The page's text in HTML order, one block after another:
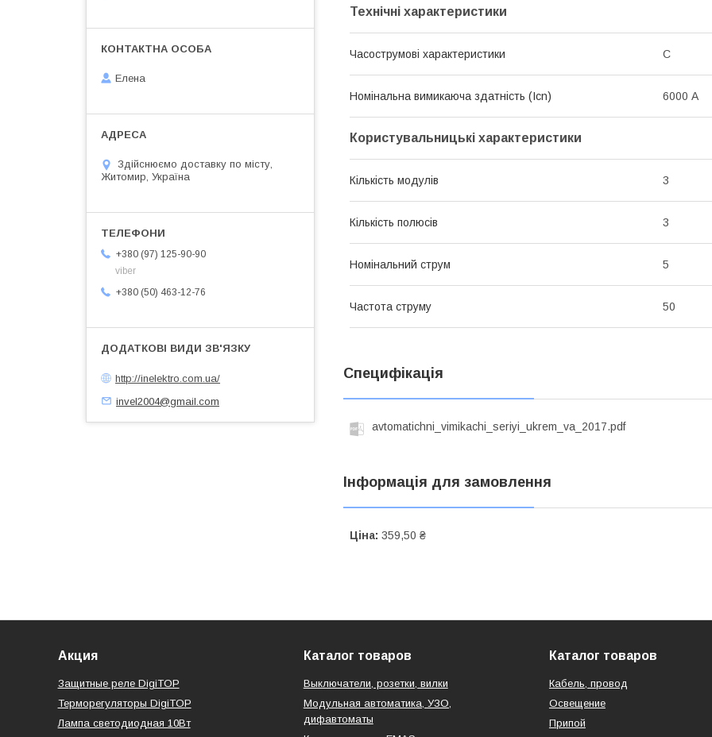
Технічні характеристики
Часострумові характеристики C
Номінальна вимикаюча здатність (Icn) 6000 А
Користувальницькі характеристики
Кількість модулів 3
Кількість полюсів 3
Номінальний струм 5
Частота струму 50
Специфікація
avtomatichni_vimikachi_seriyi_ukrem_va_2017.pdf
Інформація для замовлення
Ціна: 359,50 ₴
Елена
Здійснюємо доставку по місту,
Житомир, Україна
+380 (97) 125-90-90
viber
+380 (50) 463-12-76
http://inelektro.com.ua/
invel2004@gmail.com
Акция
Защитные реле DigiTOP
Терморегуляторы DigiTOP
Лампа светодиодная 10Вт
Каталог товаров
Выключатели, розетки, вилки
Модульная автоматика, УЗО,
дифавтоматы
Каталог товаров
Кабель, провод
Освещение
Припой